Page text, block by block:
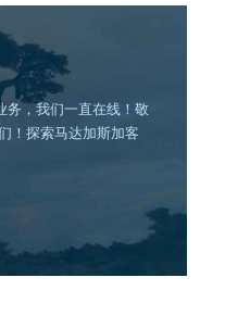
务，我们一直在线！敬
！探索马达加斯加客